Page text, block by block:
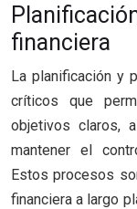
financiera
La planificación y
críticos que
objetivos claros,
mantener el
Estos procesos
financiera a largo